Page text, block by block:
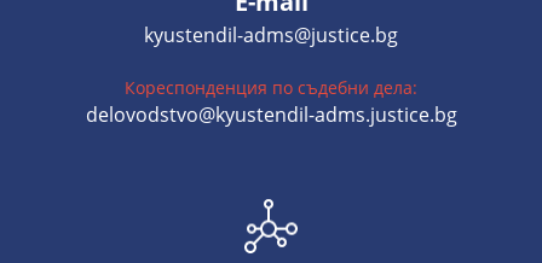
kyustendil-adms@justice.bg
Кореспонденция по съдебни дела:
delovodstvo@kyustendil-adms.justice.bg